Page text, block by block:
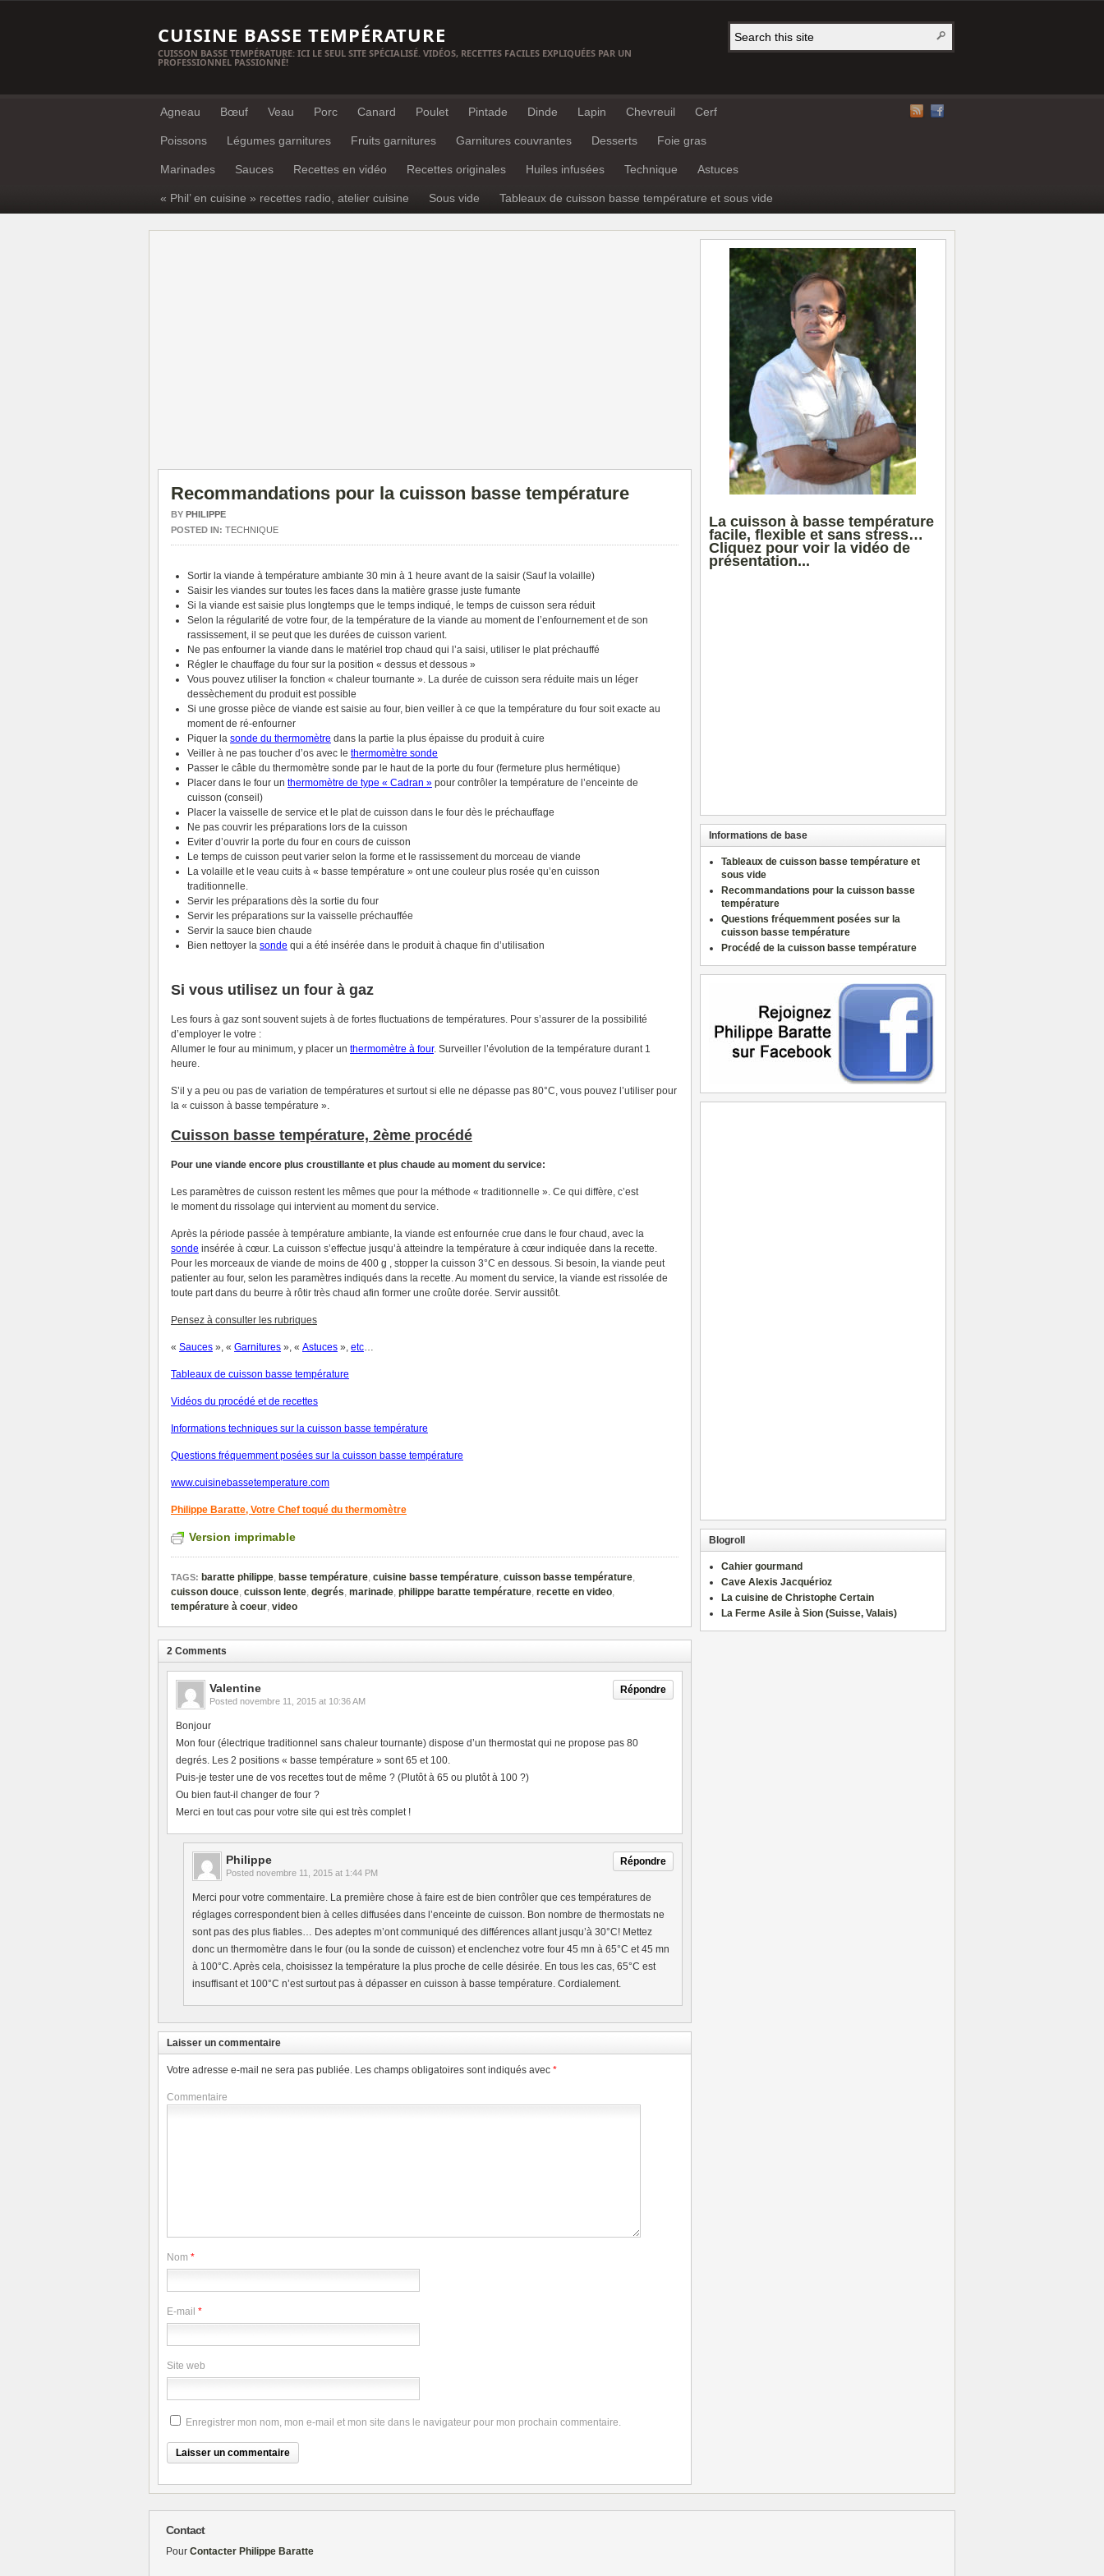
CUISINE BASSE TEMPÉRATURE
CUISSON BASSE TEMPÉRATURE: ICI LE SEUL SITE SPÉCIALISÉ. VIDÉOS, RECETTES FACILES EXPLIQUÉES PAR UN
PROFESSIONNEL PASSIONNÉ!
Agneau Bœuf Veau Porc Canard Poulet Pintade Dinde Lapin Chevreuil Cerf
Poissons Légumes garnitures Fruits garnitures Garnitures couvrantes Desserts Foie gras
Marinades Sauces Recettes en vidéo Recettes originales Huiles infusées Technique Astuces
« Phil’ en cuisine » recettes radio, atelier cuisine Sous vide Tableaux de cuisson basse température et sous vide
Recommandations pour la cuisson basse température
BY PHILIPPE
POSTED IN: TECHNIQUE
Sortir la viande à température ambiante 30 min à 1 heure avant de la saisir (Sauf la volaille)
Saisir les viandes sur toutes les faces dans la matière grasse juste fumante
Si la viande est saisie plus longtemps que le temps indiqué, le temps de cuisson sera réduit
Selon la régularité de votre four, de la température de la viande au moment de l’enfournement et de son
rassissement, il se peut que les durées de cuisson varient.
Ne pas enfourner la viande dans le matériel trop chaud qui l’a saisi, utiliser le plat préchauffé
Régler le chauffage du four sur la position « dessus et dessous »
Vous pouvez utiliser la fonction « chaleur tournante ». La durée de cuisson sera réduite mais un léger
dessèchement du produit est possible
Si une grosse pièce de viande est saisie au four, bien veiller à ce que la température du four soit exacte au
moment de ré-enfourner
Piquer la sonde du thermomètre dans la partie la plus épaisse du produit à cuire
Veiller à ne pas toucher d’os avec le thermomètre sonde
Passer le câble du thermomètre sonde par le haut de la porte du four (fermeture plus hermétique)
Placer dans le four un thermomètre de type « Cadran » pour contrôler la température de l’enceinte de
cuisson (conseil)
Placer la vaisselle de service et le plat de cuisson dans le four dès le préchauffage
Ne pas couvrir les préparations lors de la cuisson
Eviter d’ouvrir la porte du four en cours de cuisson
Le temps de cuisson peut varier selon la forme et le rassissement du morceau de viande
La volaille et le veau cuits à « basse température » ont une couleur plus rosée qu’en cuisson
traditionnelle.
Servir les préparations dès la sortie du four
Servir les préparations sur la vaisselle préchauffée
Servir la sauce bien chaude
Bien nettoyer la sonde qui a été insérée dans le produit à chaque fin d’utilisation
Si vous utilisez un four à gaz
Les fours à gaz sont souvent sujets à de fortes fluctuations de températures. Pour s’assurer de la possibilité
d’employer le votre :
Allumer le four au minimum, y placer un thermomètre à four. Surveiller l’évolution de la température durant 1
heure.
S’il y a peu ou pas de variation de températures et surtout si elle ne dépasse pas 80°C, vous pouvez l’utiliser pour
la « cuisson à basse température ».
Cuisson basse température, 2ème procédé
Pour une viande encore plus croustillante et plus chaude au moment du service:
Les paramètres de cuisson restent les mêmes que pour la méthode « traditionnelle ». Ce qui diffère, c’est
le moment du rissolage qui intervient au moment du service.
Après la période passée à température ambiante, la viande est enfournée crue dans le four chaud, avec la
sonde insérée à cœur. La cuisson s’effectue jusqu’à atteindre la température à cœur indiquée dans la recette.
Pour les morceaux de viande de moins de 400 g , stopper la cuisson 3°C en dessous. Si besoin, la viande peut
patienter au four, selon les paramètres indiqués dans la recette. Au moment du service, la viande est rissolée de
toute part dans du beurre à rôtir très chaud afin former une croûte dorée. Servir aussitôt.
Pensez à consulter les rubriques
« Sauces », « Garnitures », « Astuces », etc…
Tableaux de cuisson basse température
Vidéos du procédé et de recettes
Informations techniques sur la cuisson basse température
Questions fréquemment posées sur la cuisson basse température
www.cuisinebassetemperature.com
Philippe Baratte, Votre Chef toqué du thermomètre
Version imprimable
TAGS: baratte philippe, basse température, cuisine basse température, cuisson basse température,
cuisson douce, cuisson lente, degrés, marinade, philippe baratte température, recette en video,
température à coeur, video
2 Comments
Répondre
Valentine
Posted novembre 11, 2015 at 10:36 AM
Bonjour
Mon four (électrique traditionnel sans chaleur tournante) dispose d’un thermostat qui ne propose pas 80
degrés. Les 2 positions « basse température » sont 65 et 100.
Puis-je tester une de vos recettes tout de même ? (Plutôt à 65 ou plutôt à 100 ?)
Ou bien faut-il changer de four ?
Merci en tout cas pour votre site qui est très complet !
Répondre
Philippe
Posted novembre 11, 2015 at 1:44 PM
Merci pour votre commentaire. La première chose à faire est de bien contrôler que ces températures de
réglages correspondent bien à celles diffusées dans l’enceinte de cuisson. Bon nombre de thermostats ne
sont pas des plus fiables… Des adeptes m’ont communiqué des différences allant jusqu’à 30°C! Mettez
donc un thermomètre dans le four (ou la sonde de cuisson) et enclenchez votre four 45 mn à 65°C et 45 mn
à 100°C. Après cela, choisissez la température la plus proche de celle désirée. En tous les cas, 65°C est
insuffisant et 100°C n’est surtout pas à dépasser en cuisson à basse température. Cordialement.
Laisser un commentaire
Votre adresse e-mail ne sera pas publiée. Les champs obligatoires sont indiqués avec *
Commentaire
Nom *
E-mail *
Site web
Enregistrer mon nom, mon e-mail et mon site dans le navigateur pour mon prochain commentaire.
La cuisson à basse température
facile, flexible et sans stress…
Cliquez pour voir la vidéo de
présentation...
Informations de base
Tableaux de cuisson basse température et
sous vide
Recommandations pour la cuisson basse
température
Questions fréquemment posées sur la
cuisson basse température
Procédé de la cuisson basse température
Blogroll
Cahier gourmand
Cave Alexis Jacquérioz
La cuisine de Christophe Certain
La Ferme Asile à Sion (Suisse, Valais)
Contact
Pour Contacter Philippe Baratte